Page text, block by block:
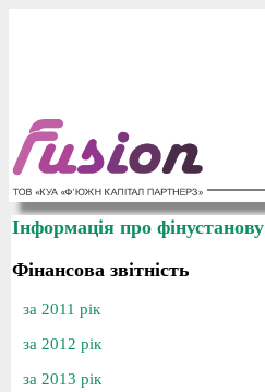
Інформація про фінустанову
Фінансова звітність
за 2011 рік
за 2012 рік
за 2013 рік